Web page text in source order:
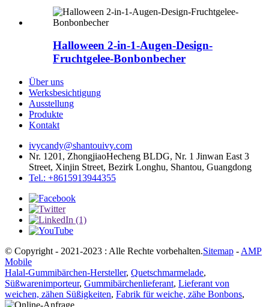
Halloween 2-in-1-Augen-Design-
Fruchtgelee-Bonbonbecher
Über uns
Werksbesichtigung
Ausstellung
Produkte
Kontakt
ivycandy@shantouivy.com
Nr. 1201, ZhongjiaoHecheng BLDG, Nr. 1 Jinwan East 3
Street, Xinjin Street, Bezirk Longhu, Shantou, Guangdong
Tel.: +8615913944355
© Copyright - 2021-2023 : Alle Rechte vorbehalten.Sitemap - AMP
Mobile
Halal-Gummibärchen-Hersteller, Quetschmarmelade,
Süßwarenimporteur, Gummibärchenlieferant, Lieferant von
weichen, zähen Süßigkeiten, Fabrik für weiche, zähe Bonbons,